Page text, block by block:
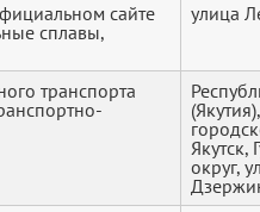
сайте
сплавы,
улица
транспорта
(Якутия),
Якутск,
округ,